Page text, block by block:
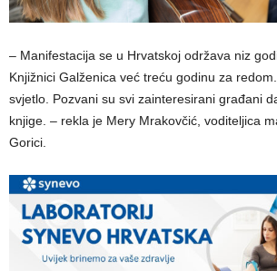
– Manifestacija se u Hrvatskoj održava niz
Knjižnici Galženica već treću godinu za
svjetlo. Pozvani su svi zainteresirani građani
knjige. – rekla je Mery Mrakovčić, voditeljica
Gorici.